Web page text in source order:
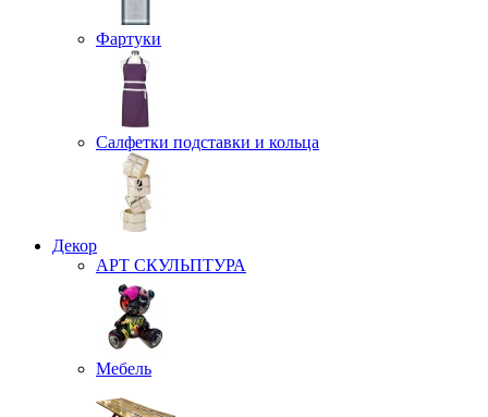
Фартуки
Салфетки подставки и кольца
Декор
АРТ СКУЛЬПТУРА
Мебель